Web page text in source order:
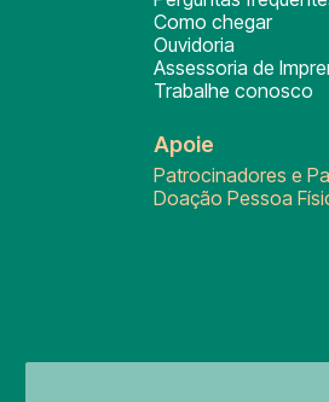
Como chegar
Ouvidoria
Assessoria de
Trabalhe conosco
Apoie
Patrocinadores e
Doação Pessoa